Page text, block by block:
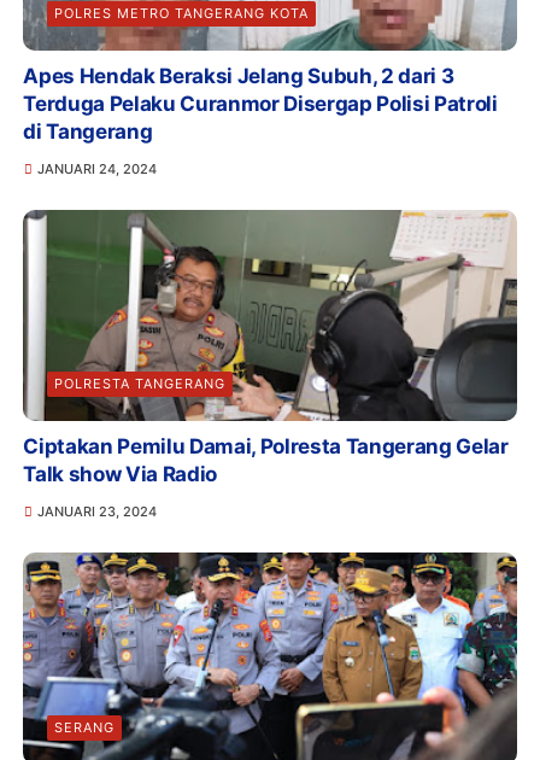
POLRES METRO TANGERANG KOTA
Apes Hendak Beraksi Jelang Subuh, 2 dari 3
Terduga Pelaku Curanmor Disergap Polisi Patroli
di Tangerang
JANUARI 24, 2024
POLRESTA TANGERANG
Ciptakan Pemilu Damai, Polresta Tangerang Gelar
Talk show Via Radio
JANUARI 23, 2024
SERANG